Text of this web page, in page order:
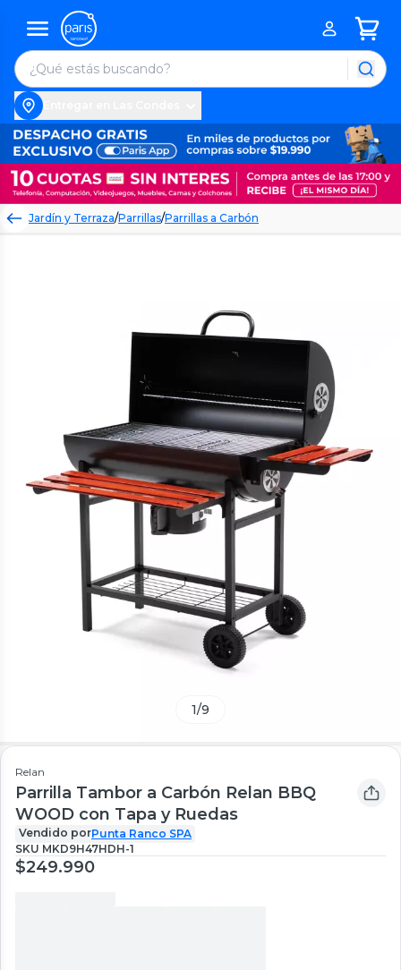
Jardín y Terraza/Parrillas/Parrillas a Carbón
1/9
Relan
Parrilla Tambor a Carbón Relan BBQ
WOOD con Tapa y Ruedas
Vendido porPunta Ranco SPA
SKU MKD9H47HDH-1
$249.990